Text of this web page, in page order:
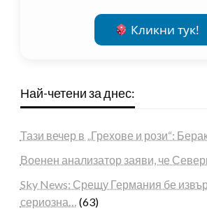
Кликни тук!
Най-четени за днес:
Тази вечер в „Грехове и рози“:
Военен анализатор заяви, че
Sky News: Срещу Германия бе
сериозна… (63)